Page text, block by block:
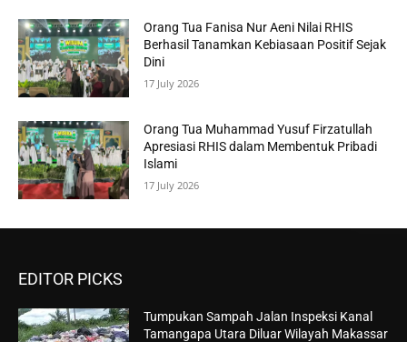
Orang Tua Fanisa Nur Aeni Nilai RHIS
Berhasil Tanamkan Kebiasaan Positif Sejak
Dini
17 July 2026
Orang Tua Muhammad Yusuf Firzatullah
Apresiasi RHIS dalam Membentuk Pribadi
Islami
17 July 2026
EDITOR PICKS
Tumpukan Sampah Jalan Inspeksi Kanal
Tamangapa Utara Diluar Wilayah Makassar